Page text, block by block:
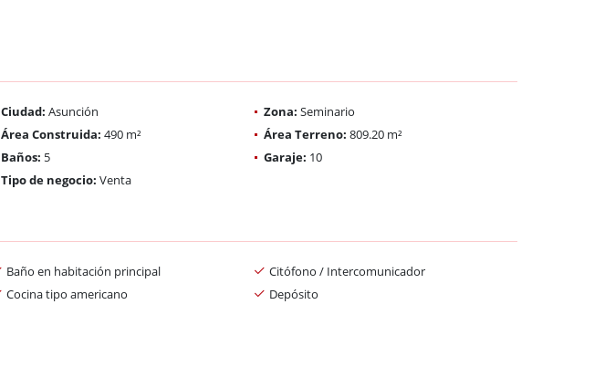
Ciudad: Asunción Zona: Seminario
Área Construida: 490 m² Área Terreno: 809.20 m²
Baños: 5 Garaje: 10
Tipo de negocio: Venta
Baño en habitación principal
Citófono / Intercomunicador
Cocina tipo americano
Depósito